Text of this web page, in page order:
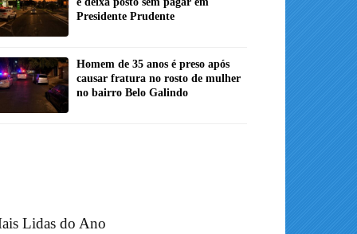
Presidente Prudente
Homem de 35 anos é preso após
causar fratura no rosto de mulher
no bairro Belo Galindo
Lidas do Ano